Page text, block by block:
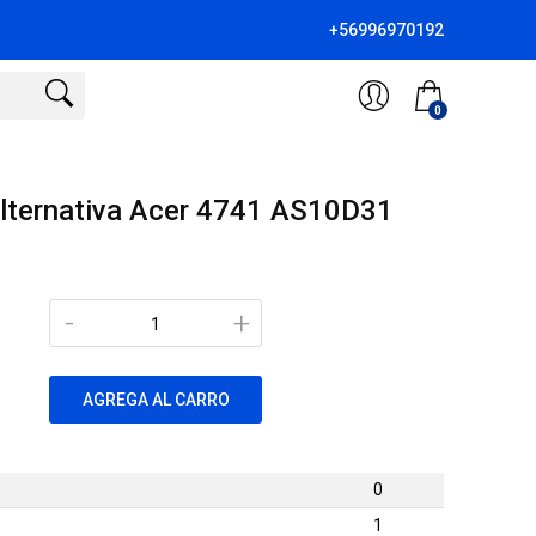
+56996970192
0
Acer 4741 AS10D31
+
-
AGREGA AL CARRO
0
1